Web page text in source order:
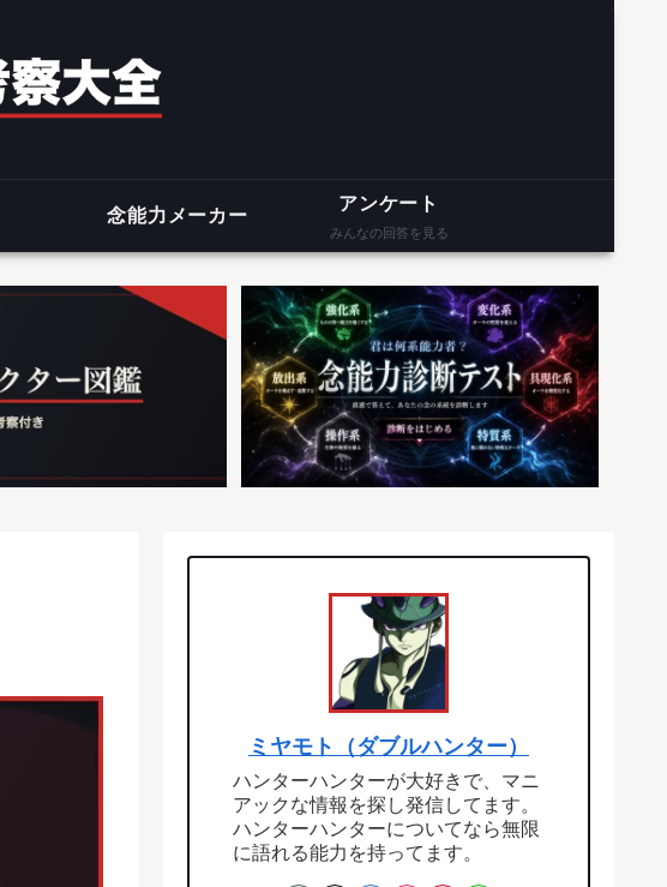
念能力メーカー
アンケート
みんなの回答を見る
ミヤモト（ダブルハンター）
ハンターハンターが大好きで、マニ
アックな情報を探し発信してます。
ハンターハンターについてなら無限
に語れる能力を持ってます。